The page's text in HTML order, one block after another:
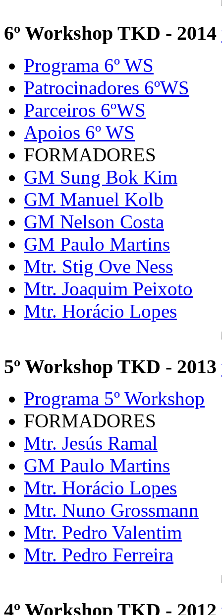
6º Workshop TKD - 2014
Programa 6º WS
Patrocinadores 6ºWS
Parceiros 6ºWS
Apoios 6º WS
FORMADORES
GM Sung Bok Kim
GM Manuel Kolb
GM Nelson Costa
GM Paulo Martins
Mtr. Stig Ove Ness
Mtr. Joaquim Peixoto
Mtr. Horácio Lopes
5º Workshop TKD - 2013
Programa 5º Workshop
FORMADORES
Mtr. Jesús Ramal
GM Paulo Martins
Mtr. Horácio Lopes
Mtr. Nuno Grossmann
Mtr. Pedro Valentim
Mtr. Pedro Ferreira
4º Workshop TKD - 2012